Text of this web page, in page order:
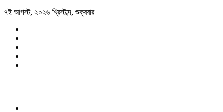
৭ই আগস্ট, ২০২৬ খ্রিস্টাব্দ, শুক্রবার